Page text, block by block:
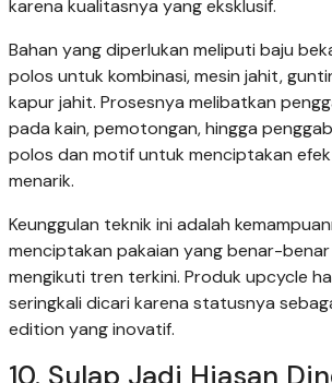
karena kualitasnya yang eksklusif.
Bahan yang diperlukan meliputi baju
polos untuk kombinasi, mesin jahit,
kapur jahit. Prosesnya melibatkan
pada kain, pemotongan, hingga
polos dan motif untuk menciptakan
menarik.
Keunggulan teknik ini adalah
menciptakan pakaian yang benar-
mengikuti tren terkini. Produk upcycle
seringkali dicari karena statusnya
edition yang inovatif.